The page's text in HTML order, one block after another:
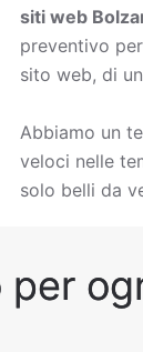
siti web
preventivo
sito web, di
Abbiamo un
veloci nelle
solo belli da
per